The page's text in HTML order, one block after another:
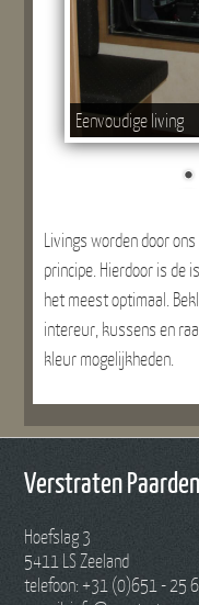
Eenvoudige living
Livings worden door
principe. Hierdoor is de
het meest optimaal.
intereur, kussens en
kleur mogelijkheden.
Verstraten
Hoefslag 3
5411 LS Zeeland
telefoon: +31 (0)651 - 25